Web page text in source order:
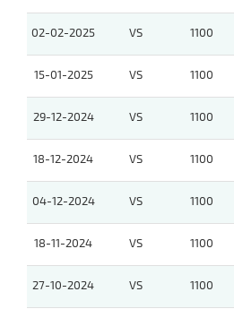
02-02-2025 VS 1100
15-01-2025 VS 1100
29-12-2024 VS 1100
18-12-2024 VS 1100
04-12-2024 VS 1100
18-11-2024 VS 1100
27-10-2024 VS 1100